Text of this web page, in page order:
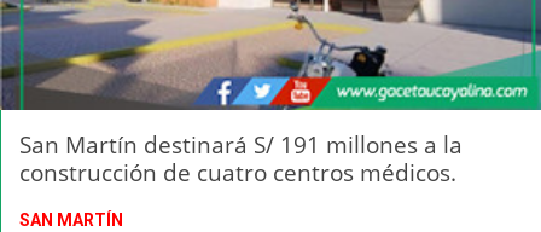
San Martín destinará S/ 191 millones a la
construcción de cuatro centros médicos.
SAN MARTÍN